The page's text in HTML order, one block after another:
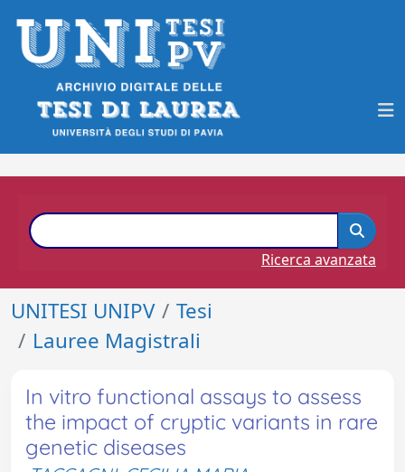
Ricerca avanzata
UNITESI UNIPV
Tesi
Lauree Magistrali
In vitro functional assays to assess
the impact of cryptic variants in rare
genetic diseases